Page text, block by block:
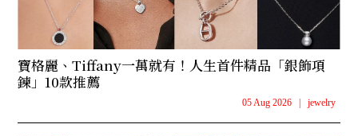
寶格麗、Tiffany一萬就有！人生首件精品「銀飾項
鍊」10款推薦
05 Aug 2026 jewelry